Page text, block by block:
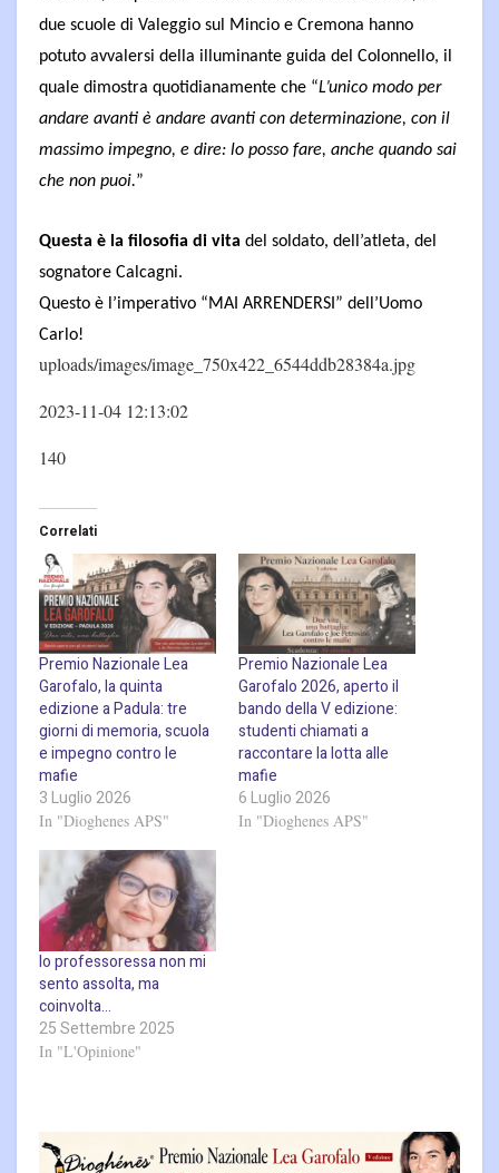
due scuole di Valeggio sul Mincio e Cremona hanno
potuto avvalersi della illuminante guida del Colonnello, il
quale dimostra quotidianamente che “L’unico modo per
andare avanti è andare avanti con determinazione, con il
massimo impegno, e dire: lo posso fare, anche quando sai
che non puoi.”
Questa è la filosofia di vita del soldato, dell’atleta, del
sognatore Calcagni.
Questo è l’imperativo “MAI ARRENDERSI” dell’Uomo
Carlo!
uploads/images/image_750x422_6544ddb28384a.jpg
2023-11-04 12:13:02
140
Correlati
Premio Nazionale Lea
Garofalo, la quinta
edizione a Padula: tre
giorni di memoria, scuola
e impegno contro le
mafie
3 Luglio 2026
In "Dioghenes APS"
Premio Nazionale Lea
Garofalo 2026, aperto il
bando della V edizione:
studenti chiamati a
raccontare la lotta alle
mafie
6 Luglio 2026
In "Dioghenes APS"
Io professoressa non mi
sento assolta, ma
coinvolta…
25 Settembre 2025
In "L'Opinione"